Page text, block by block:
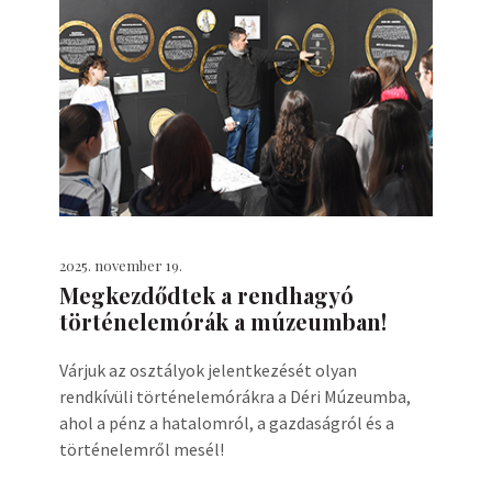
2025. november 19.
Megkezdődtek a rendhagyó
történelemórák a múzeumban!
Várjuk az osztályok jelentkezését olyan
rendkívüli történelemórákra a Déri Múzeumba,
ahol a pénz a hatalomról, a gazdaságról és a
történelemről mesél!